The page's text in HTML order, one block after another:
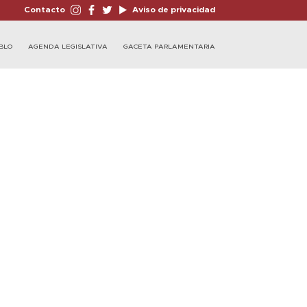
Contacto Aviso de privacidad
AGENDA LEGISLATIVA GACETA PARLAMENTARIA